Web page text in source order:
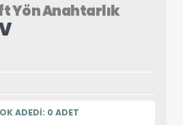
Yön Anahtarlık
ADEDİ: 0 ADET